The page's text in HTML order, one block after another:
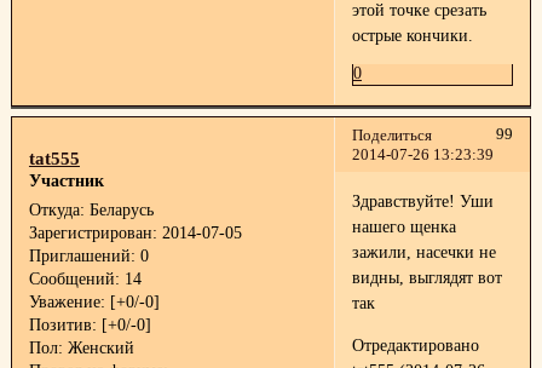
этой точке срезать
острые кончики.
0
Поделиться
99
2014-07-26 13:23:39
tat555
Участник
Откуда: Беларусь
Зарегистрирован: 2014-07-05
Приглашений: 0
Сообщений: 14
Уважение: [+0/-0]
Позитив: [+0/-0]
Пол: Женский
Здравствуйте! Уши
нашего щенка
зажили, насечки не
видны, выглядят вот
так
Отредактировано